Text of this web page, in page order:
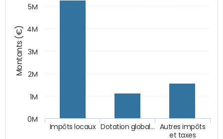
Montants (€)
Autres impôts
et taxes
Dotation global…
Impôts locaux
0M
1M
2M
3M
4M
5M